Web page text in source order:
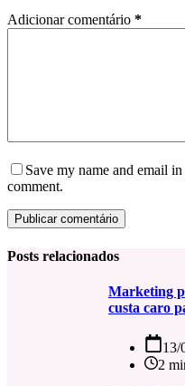
Adicionar comentário *
Save my name and email
comment.
Publicar comentário
Posts relacionados
Marketing
custa caro
13/
2